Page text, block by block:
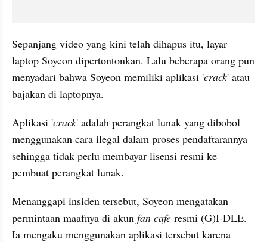
Sepanjang video yang kini telah dihapus itu, layar
laptop Soyeon dipertontonkan. Lalu beberapa orang pun
menyadari bahwa Soyeon memiliki aplikasi 'crack' atau
bajakan di laptopnya.
Aplikasi 'crack' adalah perangkat lunak yang dibobol
menggunakan cara ilegal dalam proses pendaftarannya
sehingga tidak perlu membayar lisensi resmi ke
pembuat perangkat lunak.
Menanggapi insiden tersebut, Soyeon mengatakan
permintaan maafnya di akun fan cafe resmi (G)I-DLE.
Ia mengaku menggunakan aplikasi tersebut karena